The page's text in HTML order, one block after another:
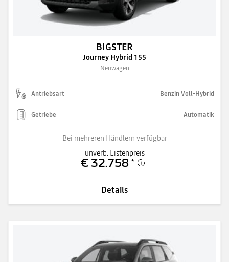
BIGSTER
Journey Hybrid 155
Neuwagen
Antriebsart Benzin Voll-Hybrid
Getriebe Automatik
Bei mehreren Händlern verfügbar
unverb. Listenpreis
€ 32.758 *
Details